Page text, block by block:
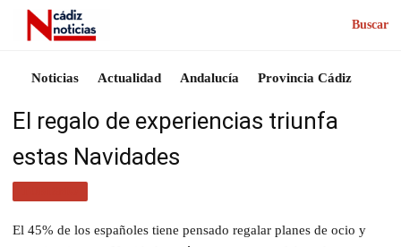
Buscar
Noticias Actualidad Andalucía Provincia Cádiz
El regalo de experiencias triunfa
estas Navidades
El 45% de los españoles tiene pensado regalar planes de ocio y